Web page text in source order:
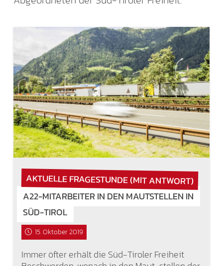
AKTUELLE FRAGESTUNDE (MIT ANTWORT)
A22-MITARBEITER IN DEN MAUTSTELLEN IN
SÜD-TIROL
15. Oktober 2019
Immer öfter erhält die Süd-Tiroler Freiheit